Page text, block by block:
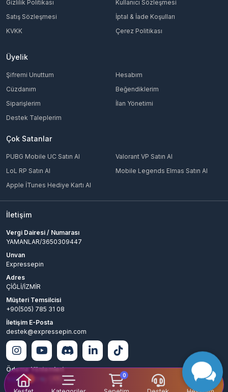
0
Gizlilik Politikası
Kullanıcı Sözleşmesi
Satış Sözleşmesi
İptal & İade Koşulları
KVKK
Çerez Politikası
Üyelik
Şifremi Unuttum
Hesabım
Cüzdanım
Beğendiklerim
Siparişlerim
İlan Yönetimi
Destek Taleplerim
Çok Satanlar
PUBG Mobile UC Satın Al
Valorant VP Satın Al
LoL RP Satın Al
Mobile Legends Elmas Satın Al
Apple İTunes Hediye Kartı Al
İletişim
Vergi Dairesi / Numarası
YAMANLAR/3650309447
Unvan
Expressepin
Adres
ÇİĞLİ/İZMİR
Müşteri Temsilcisi
+90(505) 785 31 08
İletişim E-Posta
destek@expressepin.com
Ödeme Yöntemleri